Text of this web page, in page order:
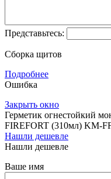
Представьтесь:
Сборка щитов
Подробнее
Ошибка
Закрыть окно
Герметик огнестойкий
FIREFORT (310мл) KM-
Нашли дешевле
Нашли дешевле
Ваше имя